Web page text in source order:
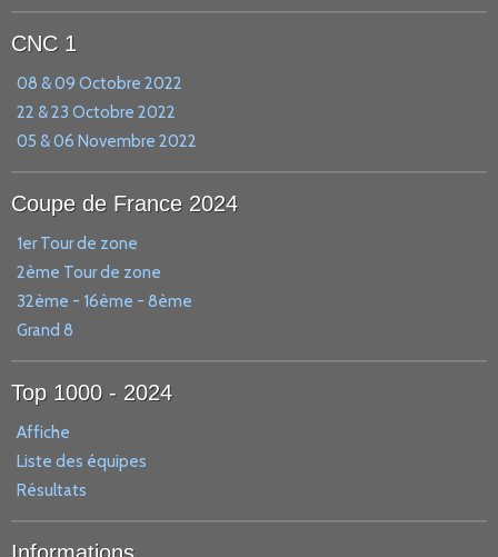
CNC 1
08 & 09 Octobre 2022
22 & 23 Octobre 2022
05 & 06 Novembre 2022
Coupe de France 2024
1er Tour de zone
2ème Tour de zone
32ème - 16ème - 8ème
Grand 8
Top 1000 - 2024
Affiche
Liste des équipes
Résultats